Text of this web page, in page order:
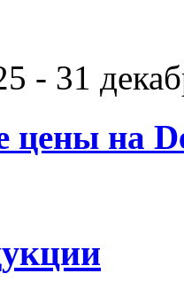
- 31
цены на